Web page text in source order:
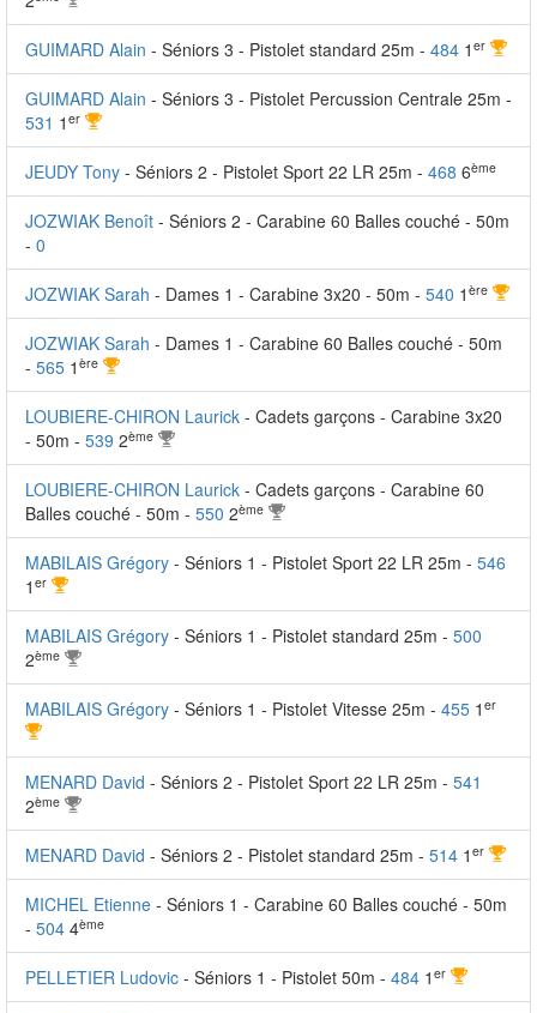
GUIMARD Alain - Séniors 3 - Pistolet standard 25m - 484 1 er
GUIMARD Alain - Séniors 3 - Pistolet Percussion Centrale 25m -
531 1 er
JEUDY Tony - Séniors 2 - Pistolet Sport 22 LR 25m - 468 6ème
JOZWIAK Benoît - Séniors 2 - Carabine 60 Balles couché - 50m
- 0
JOZWIAK Sarah - Dames 1 - Carabine 3x20 - 50m - 540 1 ère
JOZWIAK Sarah - Dames 1 - Carabine 60 Balles couché - 50m
- 565 1 ère
LOUBIERE-CHIRON Laurick - Cadets garçons - Carabine 3x20
- 50m - 539 2ème
LOUBIERE-CHIRON Laurick - Cadets garçons - Carabine 60
Balles couché - 50m - 550 2ème
MABILAIS Grégory - Séniors 1 - Pistolet Sport 22 LR 25m - 546
1 er
MABILAIS Grégory - Séniors 1 - Pistolet standard 25m - 500
2ème
MABILAIS Grégory - Séniors 1 - Pistolet Vitesse 25m - 455 1 er
MENARD David - Séniors 2 - Pistolet Sport 22 LR 25m - 541
2ème
MENARD David - Séniors 2 - Pistolet standard 25m - 514 1 er
MICHEL Etienne - Séniors 1 - Carabine 60 Balles couché - 50m
- 504 4ème
PELLETIER Ludovic - Séniors 1 - Pistolet 50m - 484 1 er